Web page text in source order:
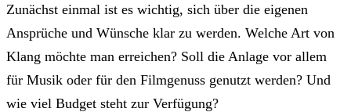
Zunächst einmal ist es wichtig, sich über die eigenen
Ansprüche und Wünsche klar zu werden. Welche Art von
Klang möchte man erreichen? Soll die Anlage vor allem
für Musik oder für den Filmgenuss genutzt werden? Und
wie viel Budget steht zur Verfügung?